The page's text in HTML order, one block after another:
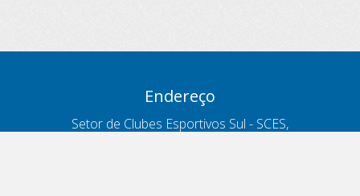
Endereço
Setor de Clubes Esportivos Sul - SCES,